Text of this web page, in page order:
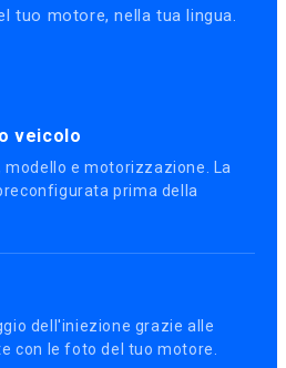
tuo motore, nella tua lingua.
veicolo
modello e motorizzazione. La
prima della
dell'iniezione grazie alle
con le foto del tuo motore.